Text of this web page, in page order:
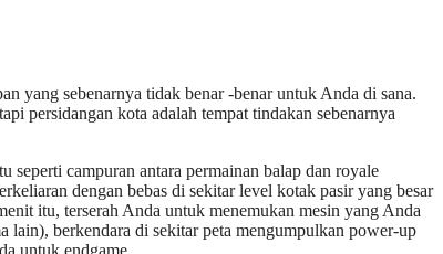
yang sebenarnya tidak benar -benar untuk Anda di sana.
persidangan kota adalah tempat tindakan sebenarnya
seperti campuran antara permainan balap dan royale
dengan bebas di sekitar level kotak pasir yang besar
itu, terserah Anda untuk menemukan mesin yang Anda
lain), berkendara di sekitar peta mengumpulkan power-up
untuk endgame.